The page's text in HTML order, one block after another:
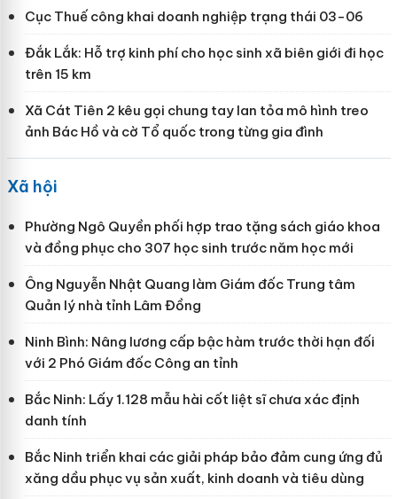
Cục Thuế công khai doanh nghiệp trạng thái 03-06
Đắk Lắk: Hỗ trợ kinh phí cho học sinh xã biên giới đi học
trên 15 km
Xã Cát Tiên 2 kêu gọi chung tay lan tỏa mô hình treo
ảnh Bác Hồ và cờ Tổ quốc trong từng gia đình
Xã hội
Phường Ngô Quyền phối hợp trao tặng sách giáo khoa
và đồng phục cho 307 học sinh trước năm học mới
Ông Nguyễn Nhật Quang làm Giám đốc Trung tâm
Quản lý nhà tỉnh Lâm Đồng
Ninh Bình: Nâng lương cấp bậc hàm trước thời hạn đối
với 2 Phó Giám đốc Công an tỉnh
Bắc Ninh: Lấy 1.128 mẫu hài cốt liệt sĩ chưa xác định
danh tính
Bắc Ninh triển khai các giải pháp bảo đảm cung ứng đủ
xăng dầu phục vụ sản xuất, kinh doanh và tiêu dùng